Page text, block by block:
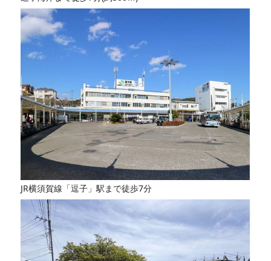
JR横須賀線「逗子」駅まで徒歩7分